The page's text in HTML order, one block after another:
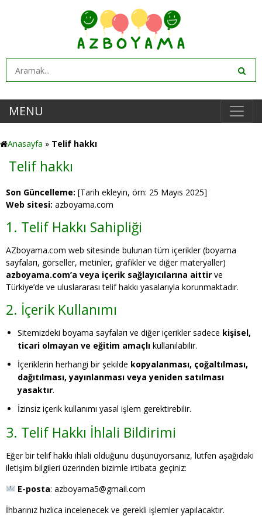
MENU
Anasayfa » Telif hakkı
Telif hakkı
Son Güncelleme: [Tarih ekleyin, örn: 25 Mayıs 2025]
Web sitesi: azboyama.com
1. Telif Hakkı Sahipliği
AZboyama.com web sitesinde bulunan tüm içerikler (boyama
sayfaları, görseller, metinler, grafikler ve diğer materyaller)
azboyama.com’a veya içerik sağlayıcılarına aittir ve
Türkiye’de ve uluslararası telif hakkı yasalarıyla korunmaktadır.
2. İçerik Kullanımı
Sitemizdeki boyama sayfaları ve diğer içerikler sadece kişisel,
ticari olmayan ve eğitim amaçlı kullanılabilir.
İçeriklerin herhangi bir şekilde kopyalanması, çoğaltılması,
dağıtılması, yayınlanması veya yeniden satılması
yasaktır.
İzinsiz içerik kullanımı yasal işlem gerektirebilir.
3. Telif Hakkı İhlali Bildirimi
Eğer bir telif hakkı ihlali olduğunu düşünüyorsanız, lütfen aşağıdaki
iletişim bilgileri üzerinden bizimle irtibata geçiniz:
E-posta: azboyama5@gmail.com
İhbarınız hızlıca incelenecek ve gerekli işlemler yapılacaktır.